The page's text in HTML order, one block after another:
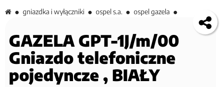
gniazdka i wyłączniki ospel s.a. ospel gazela
GAZELA GPT-1J/m/00
Gniazdo telefoniczne
pojedyncze , BIAŁY